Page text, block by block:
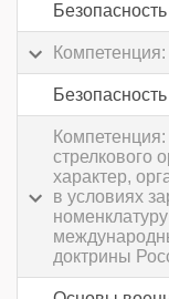
стрелкового
характер,
в условиях
доктрины